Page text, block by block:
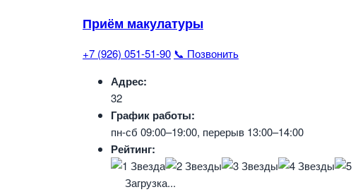
Приём макулатуры
+7 (926) 051-51-90 📞 Позвонить
Адрес:
32
График работы:
пн-сб 09:00–19:00, перерыв 13:00–14:00
Рейтинг:
Загрузка...